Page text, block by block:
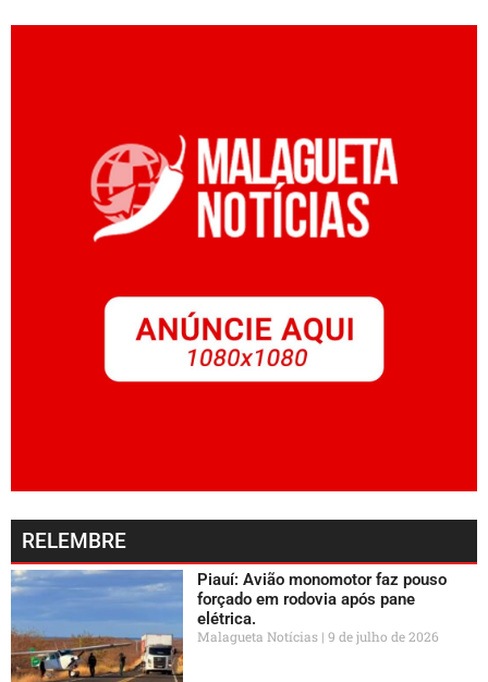
RELEMBRE
Piauí: Avião monomotor faz pouso
forçado em rodovia após pane
elétrica.
Malagueta Notícias 9 de julho de 2026